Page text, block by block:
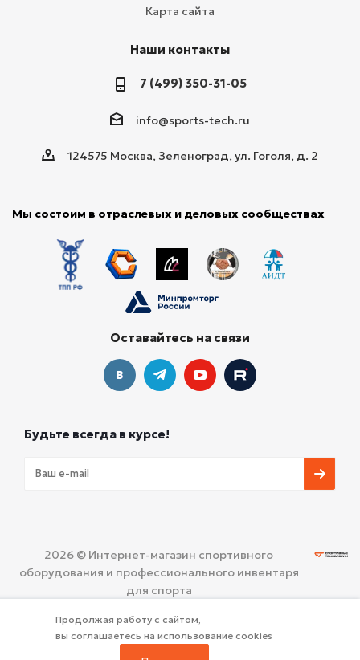
Карта сайта
Наши контакты
7 (499) 350-31-05
info@sports-tech.ru
124575 Москва, Зеленоград, ул. Гоголя, д. 2
Мы состоим в отраслевых и деловых сообществах
Оставайтесь на связи
Будьте всегда в курсе!
2026 © Интернет-магазин спортивного
оборудования и профессионального инвентаря
для спорта
конфиденциальности
Продолжая работу с сайтом,
вы соглашаетесь на использование cookies